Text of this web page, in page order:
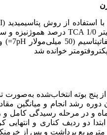
از پنج بوته انتخاب‌شده
رشد انجام و میانگین
و در مرحله رسیدگی کامل و
ابتدا دو ردیف کناری و
برداشت و پس از